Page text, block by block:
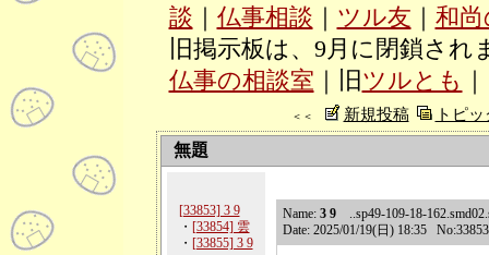
談
仏事相談 ツル友
和
旧掲示板は、9月に閉鎖され
仏事の相談室 ｜旧 ツルとも
＜＜ 新規投稿 トピ
無題
[33853] 3 9
・ [33854] 雲
・ [33855] 3 9
Name: 3 9..sp49-109-18-
Date: 2025/01/19(日) 18:35 No:33853